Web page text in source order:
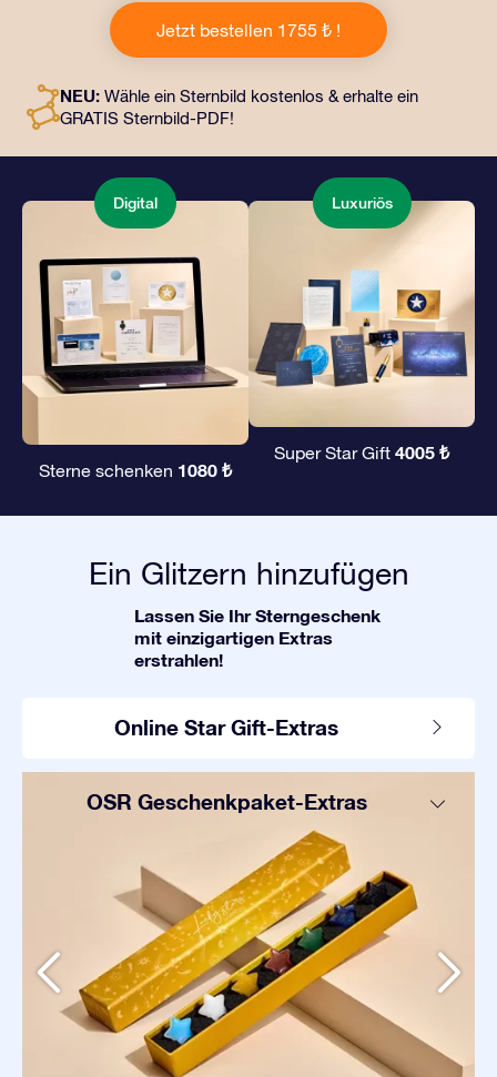
Geschenkpaket! Dieses Geschenk enthält einen
schönen Umschlag und personalisierte Dokumente, die
an eine Adresse Ihrer Wahl gesendet werden, sowie
unserer Apps. Es ist eine zauberhafte Art, Freunden und
Liebsten ein unvergängliches Geschenk zu
Jetzt bestellen 1755 ₺ !
NEU: Wähle ein Sternbild kostenlos & erhalte ein
GRATIS Sternbild-PDF!
Digital
Sterne schenken 1080 ₺
Luxuriös
Super Star Gift 4005 ₺
Ein Glitzern hinzufügen
Lassen Sie Ihr Sterngeschenk
mit einzigartigen Extras
erstrahlen!
Online Star Gift-Extras
OSR Geschenkpaket-Extras